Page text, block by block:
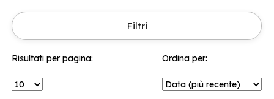
Filtri
Risultati per pagina: Ordina per: